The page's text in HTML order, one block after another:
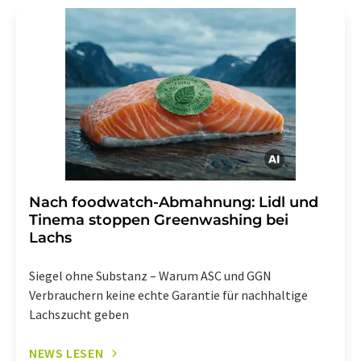
Str. 2, 12489 Berlin oder per E-Mail unter
widerruf@lumitos.commit Wirkung für die Zukunft
widerrufen. Zudem ist in jeder E-Mail ein Link zur
Abbestellung des entsprechenden Newsletters
enthalten.
Nach foodwatch-Abmahnung: Lidl und
Tinema stoppen Greenwashing bei
Lachs
Siegel ohne Substanz – Warum ASC und GGN
Verbrauchern keine echte Garantie für nachhaltige
Lachszucht geben
NEWS LESEN